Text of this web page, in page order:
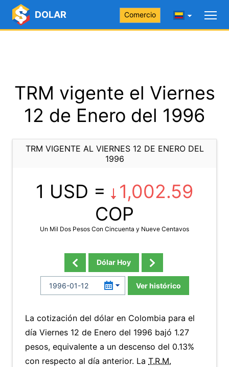
DOLAR Comercio
TRM vigente el Viernes
12 de Enero del 1996
TRM VIGENTE AL VIERNES 12 DE ENERO DEL
1996
1 USD =
1,002.59
COP
Un Mil Dos Pesos Con Cincuenta y Nueve Centavos
Dólar Hoy
Ver histórico
La cotización del dólar en Colombia para el
día Viernes 12 de Enero del 1996 bajó 1.27
pesos, equivalente a un descenso del 0.13%
con respecto al día anterior. La T.R.M.